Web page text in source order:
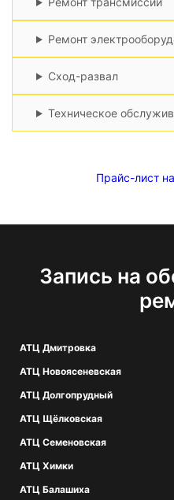
Ремонт
Сход-развал
Техническое
Прайс-лист
Запись на
АТЦ Дмитровка
АТЦ Новоясеневская
АТЦ Долгопрудный
АТЦ Щёлковская
АТЦ Семеновская
АТЦ Химки
АТЦ Балашиха